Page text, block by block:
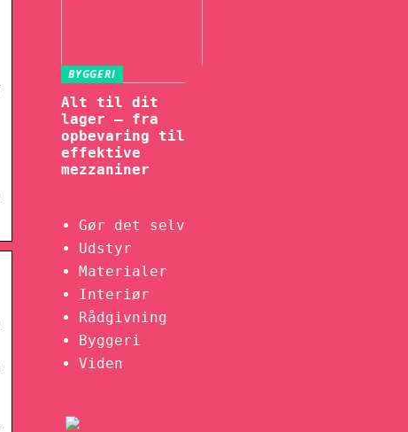
BYGGERI
Alt til dit
lager – fra
opbevaring til
effektive
mezzaniner
Gør det selv
Udstyr
Materialer
Interiør
Rådgivning
Byggeri
Viden